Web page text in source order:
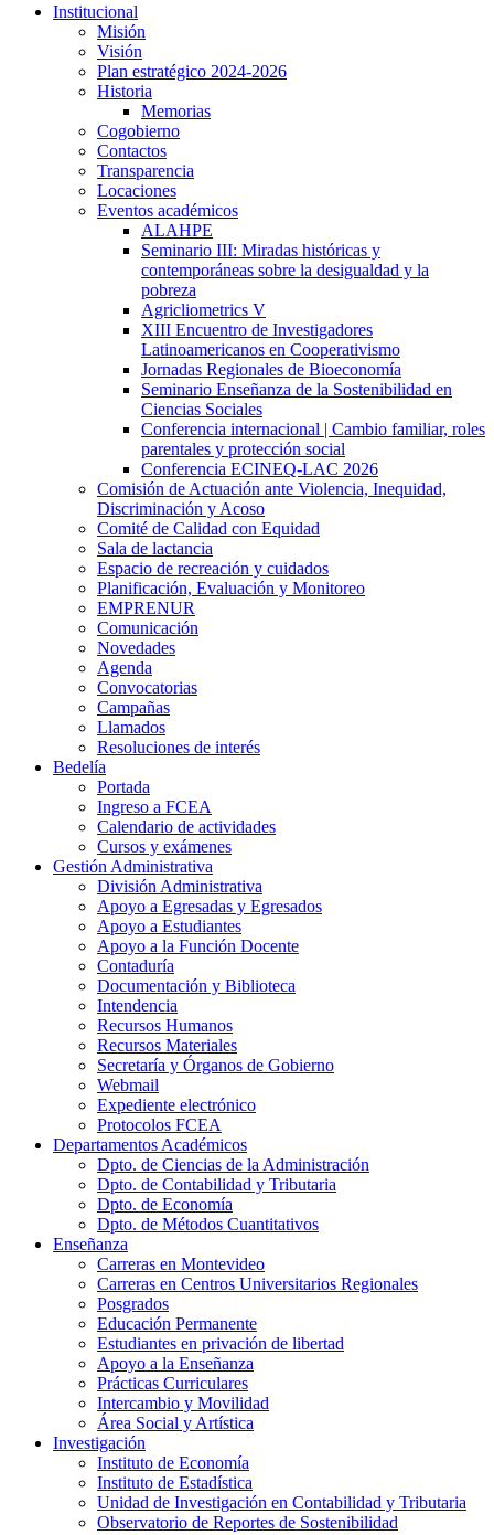
Institucional
Misión
Visión
Plan estratégico 2024-2026
Historia
Memorias
Cogobierno
Contactos
Transparencia
Locaciones
Eventos académicos
ALAHPE
Seminario III: Miradas históricas y
contemporáneas sobre la desigualdad y la
pobreza
Agricliometrics V
XIII Encuentro de Investigadores
Latinoamericanos en Cooperativismo
Jornadas Regionales de Bioeconomía
Seminario Enseñanza de la Sostenibilidad en
Ciencias Sociales
Conferencia internacional | Cambio familiar, roles
parentales y protección social
Conferencia ECINEQ-LAC 2026
Comisión de Actuación ante Violencia, Inequidad,
Discriminación y Acoso
Comité de Calidad con Equidad
Sala de lactancia
Espacio de recreación y cuidados
Planificación, Evaluación y Monitoreo
EMPRENUR
Comunicación
Novedades
Agenda
Convocatorias
Campañas
Llamados
Resoluciones de interés
Bedelía
Portada
Ingreso a FCEA
Calendario de actividades
Cursos y exámenes
Gestión Administrativa
División Administrativa
Apoyo a Egresadas y Egresados
Apoyo a Estudiantes
Apoyo a la Función Docente
Contaduría
Documentación y Biblioteca
Intendencia
Recursos Humanos
Recursos Materiales
Secretaría y Órganos de Gobierno
Webmail
Expediente electrónico
Protocolos FCEA
Departamentos Académicos
Dpto. de Ciencias de la Administración
Dpto. de Contabilidad y Tributaria
Dpto. de Economía
Dpto. de Métodos Cuantitativos
Enseñanza
Carreras en Montevideo
Carreras en Centros Universitarios Regionales
Posgrados
Educación Permanente
Estudiantes en privación de libertad
Apoyo a la Enseñanza
Prácticas Curriculares
Intercambio y Movilidad
Área Social y Artística
Investigación
Instituto de Economía
Instituto de Estadística
Unidad de Investigación en Contabilidad y Tributaria
Observatorio de Reportes de Sostenibilidad